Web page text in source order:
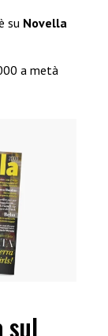
su Novella
a metà
sul